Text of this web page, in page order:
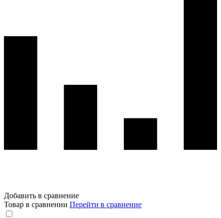
Добавить в сравнение
Товар в сравнении Перейти в сравнение